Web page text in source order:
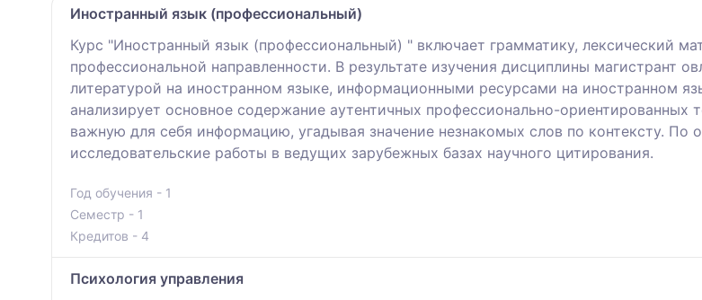
Иностранный язык (профессиональный)
Курс "Иностранный язык (профессиональный) " включает грамматику, лексический
профессиональной направленности. В результате изучения дисциплины магистрант
литературой на иностранном языке, информационными ресурсами на иностранном
анализирует основное содержание аутентичных профессионально-ориентированных
важную для себя информацию, угадывая значение незнакомых слов по контексту. По
исследовательские работы в ведущих зарубежных базах научного цитирования.
Год обучения - 1
Семестр - 1
Кредитов - 4
Психология управления